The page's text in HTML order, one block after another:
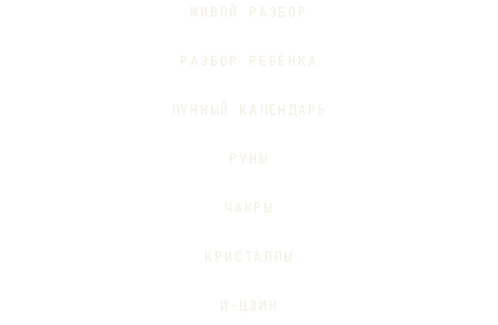
ЖИВОЙ РАЗБОР
РАЗБОР РЕБЁНКА
ЛУННЫЙ КАЛЕНДАРЬ
РУНЫ
ЧАКРЫ
КРИСТАЛЛЫ
И-ЦЗИН